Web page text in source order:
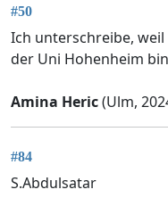
#50
Ich unterschreibe,
der Uni Hohenheim bin
Amina Heric(Ulm,
#84
S.Abdulsatar